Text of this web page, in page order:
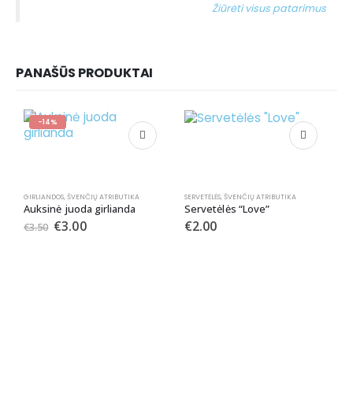
Žiūrėti visus patarimus
PANAŠŪS PRODUKTAI
-14%
GIRLIANDOS, ŠVENČIŲ ATRIBUTIKA
Auksinė juoda girlianda
€3.50 €3.00
SERVETĖLĖS, ŠVENČIŲ ATRIBUTIKA
Servetėlės “Love”
€2.00